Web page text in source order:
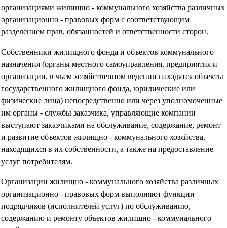
организациями жилищно - коммунального хозяйства различных
организационно - правовых форм с соответствующим
разделением прав, обязанностей и ответственности сторон.
Собственники жилищного фонда и объектов коммунального
назначения (органы местного самоуправления, предприятия и
организации, в чьем хозяйственном ведении находятся объекты
государственного жилищного фонда, юридические или
физические лица) непосредственно или через уполномоченные
им органы - службы заказчика, управляющие компании
выступают заказчиками на обслуживание, содержание, ремонт
и развитие объектов жилищно - коммунального хозяйства,
находящихся в их собственности, а также на предоставление
услуг потребителям.
Организации жилищно - коммунального хозяйства различных
организационно - правовых форм выполняют функции
подрядчиков (исполнителей услуг) по обслуживанию,
содержанию и ремонту объектов жилищно - коммунального